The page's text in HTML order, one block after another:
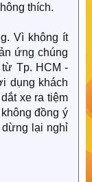
thích.
Vì không ít
ứng chúng
Tp. HCM -
dụng khách
xe ra tiệm
đồng ý
dừng lại nghỉ